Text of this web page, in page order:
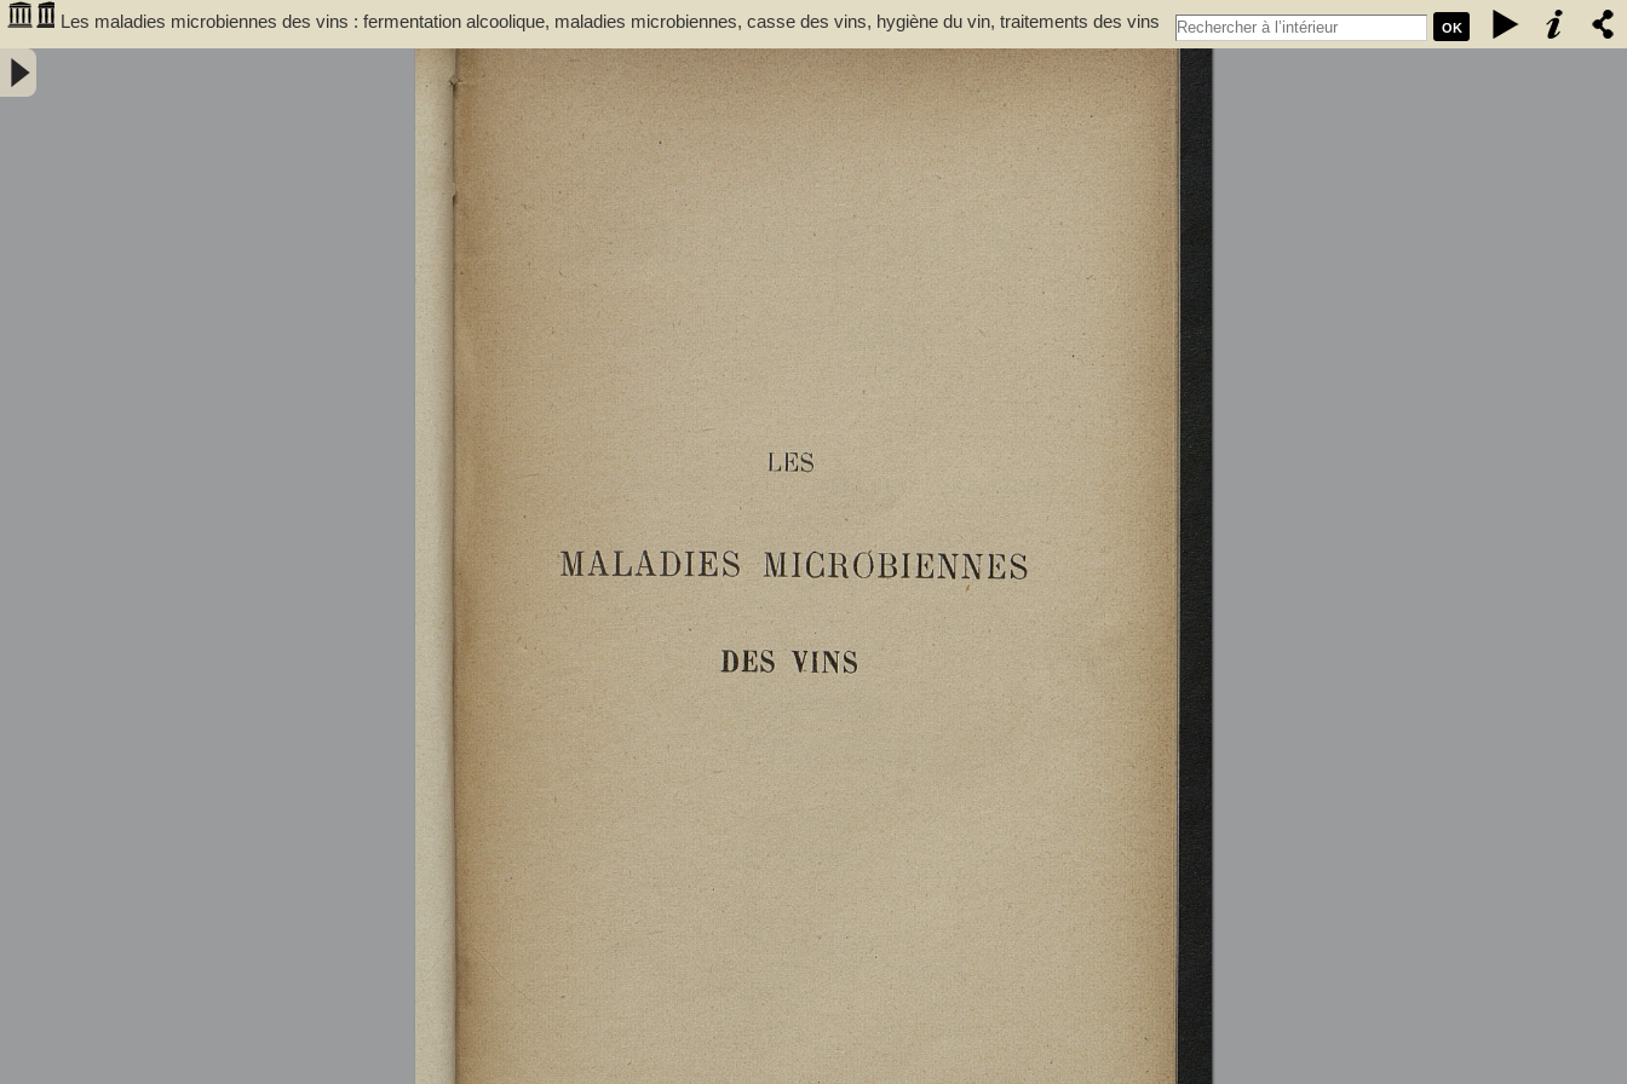
OK
Les maladies microbiennes des vins : fermentation alcoolique, maladies microbiennes, casse des vins, hygiène du vin, traitements des vins
malades / par A. Bouffard,... - Bouffard, A. (18XX-.... ; œnologue). Auteur